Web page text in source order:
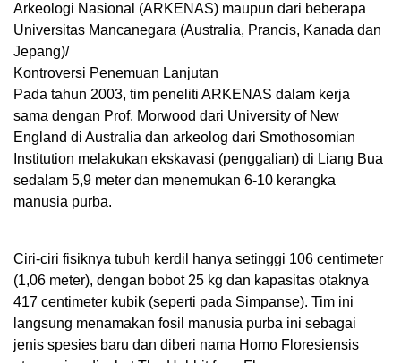
Arkeologi Nasional (ARKENAS) maupun dari beberapa
Universitas Mancanegara (Australia, Prancis, Kanada dan
Jepang)/
Kontroversi Penemuan Lanjutan
Pada tahun 2003, tim peneliti ARKENAS dalam kerja
sama dengan Prof. Morwood dari University of New
England di Australia dan arkeolog dari Smothosomian
Institution melakukan ekskavasi (penggalian) di Liang Bua
sedalam 5,9 meter dan menemukan 6-10 kerangka
manusia purba.
Ciri-ciri fisiknya tubuh kerdil hanya setinggi 106 centimeter
(1,06 meter), dengan bobot 25 kg dan kapasitas otaknya
417 centimeter kubik (seperti pada Simpanse). Tim ini
langsung menamakan fosil manusia purba ini sebagai
jenis spesies baru dan diberi nama Homo Floresiensis